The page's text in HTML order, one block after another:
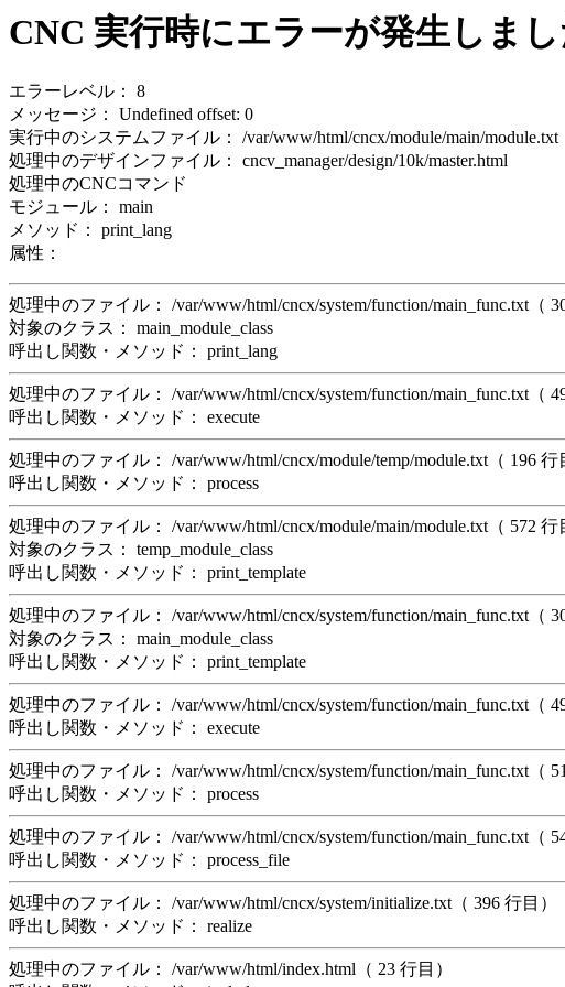
CNC 実行時にエラーが発生しまし
エラーレベル： 8
メッセージ： Undefined offset: 0
実行中のシステムファイル： /var/www/html/cncx/module/main/module.txt
処理中のデザインファイル： cncv_manager/design/10k/master.html
処理中のCNCコマンド
モジュール： main
メソッド： print_lang
属性：
処理中のファイル： /var/www/html/cncx/system/function/main_func.txt（
対象のクラス： main_module_class
呼出し関数・メソッド： print_lang
処理中のファイル： /var/www/html/cncx/system/function/main_func.txt（
呼出し関数・メソッド： execute
処理中のファイル： /var/www/html/cncx/module/temp/module.txt（ 196 行
呼出し関数・メソッド： process
処理中のファイル： /var/www/html/cncx/module/main/module.txt（ 572 行
対象のクラス： temp_module_class
呼出し関数・メソッド： print_template
処理中のファイル： /var/www/html/cncx/system/function/main_func.txt（
対象のクラス： main_module_class
呼出し関数・メソッド： print_template
処理中のファイル： /var/www/html/cncx/system/function/main_func.txt（
呼出し関数・メソッド： execute
処理中のファイル： /var/www/html/cncx/system/function/main_func.txt（
呼出し関数・メソッド： process
処理中のファイル： /var/www/html/cncx/system/function/main_func.txt（
呼出し関数・メソッド： process_file
処理中のファイル： /var/www/html/cncx/system/initialize.txt（ 396 行目）
呼出し関数・メソッド： realize
処理中のファイル： /var/www/html/index.html（ 23 行目）